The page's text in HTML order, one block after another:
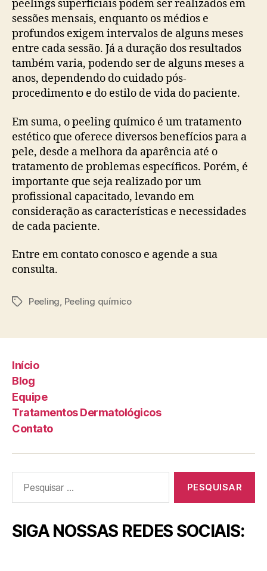
peelings superficiais podem ser realizados em
sessões mensais, enquanto os médios e
profundos exigem intervalos de alguns meses
entre cada sessão. Já a duração dos resultados
também varia, podendo ser de alguns meses a
anos, dependendo do cuidado pós-
procedimento e do estilo de vida do paciente.
Em suma, o peeling químico é um tratamento
estético que oferece diversos benefícios para a
pele, desde a melhora da aparência até o
tratamento de problemas específicos. Porém, é
importante que seja realizado por um
profissional capacitado, levando em
consideração as características e necessidades
de cada paciente.
Entre em contato conosco e agende a sua
consulta.
Peeling, Peeling químico
Início
Blog
Equipe
Tratamentos Dermatológicos
Contato
SIGA NOSSAS REDES SOCIAIS: